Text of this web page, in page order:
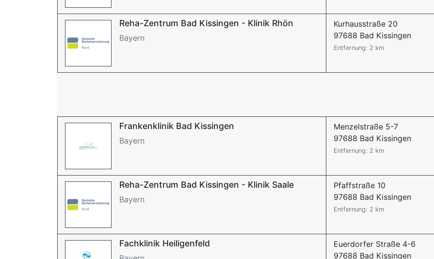
Reha-Zentrum Bad Kissingen - Klinik Rhön
Bayern
Kurhausstraße 20
97688 Bad Kissingen
Entfernung: 2 km
Frankenklinik Bad Kissingen
Bayern
Menzelstraße 5-7
97688 Bad Kissingen
Entfernung: 2 km
Reha-Zentrum Bad Kissingen - Klinik Saale
Bayern
Pfaffstraße 10
97688 Bad Kissingen
Entfernung: 2 km
Fachklinik Heiligenfeld
Euerdorfer Straße 4-6
97688 Bad Kissingen